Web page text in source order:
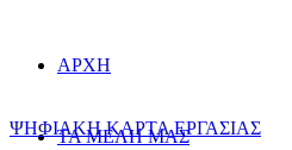
ΑΡΧΗ
ΤΑ ΜΕΛΗ ΜΑΣ
ΨΗΦΙΑΚΗ ΚΑΡΤΑ ΕΡΓΑΣΙΑΣ